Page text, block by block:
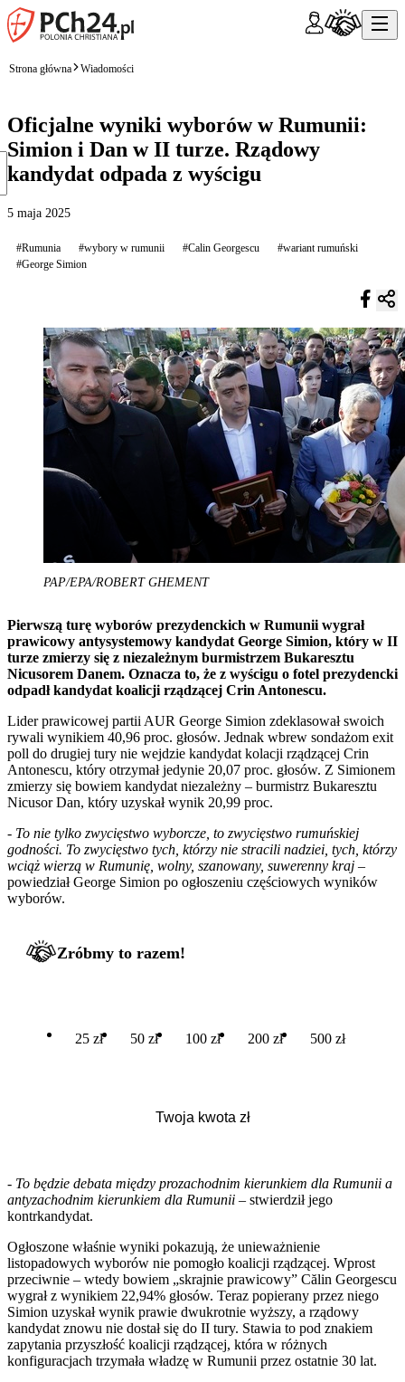
Strona główna Wiadomości
Oficjalne wyniki wyborów w Rumunii:
Simion i Dan w II turze. Rządowy
kandydat odpada z wyścigu
5 maja 2025
#Rumunia #wybory w rumunii #Calin Georgescu
#wariant rumuński
#George Simion
PAP/EPA/ROBERT GHEMENT
Pierwszą turę wyborów prezydenckich w Rumunii wygrał
prawicowy antysystemowy kandydat George Simion, który w II
turze zmierzy się z niezależnym burmistrzem Bukaresztu
Nicusorem Danem. Oznacza to, że z wyścigu o fotel prezydencki
odpadł kandydat koalicji rządzącej Crin Antonescu.
Lider prawicowej partii AUR George Simion zdeklasował swoich
rywali wynikiem 40,96 proc. głosów. Jednak wbrew sondażom exit
poll do drugiej tury nie wejdzie kandydat kolacji rządzącej Crin
Antonescu, który otrzymał jedynie 20,07 proc. głosów. Z Simionem
zmierzy się bowiem kandydat niezależny – burmistrz Bukaresztu
Nicusor Dan, który uzyskał wynik 20,99 proc.
- To nie tylko zwycięstwo wyborcze, to zwycięstwo rumuńskiej
godności. To zwycięstwo tych, którzy nie stracili nadziei, tych, którzy
wciąż wierzą w Rumunię, wolny, szanowany, suwerenny kraj –
powiedział George Simion po ogłoszeniu częściowych wyników
wyborów.
Zróbmy to razem!
25 zł 50 zł 100 zł 200 zł 500 zł
- To będzie debata między prozachodnim kierunkiem dla Rumunii a
antyzachodnim kierunkiem dla Rumunii – stwierdził jego
kontrkandydat.
Ogłoszone właśnie wyniki pokazują, że unieważnienie
listopadowych wyborów nie pomogło koalicji rządzącej. Wprost
przeciwnie – wtedy bowiem „skrajnie prawicowy” Călin Georgescu
wygrał z wynikiem 22,94% głosów. Teraz popierany przez niego
Simion uzyskał wynik prawie dwukrotnie wyższy, a rządowy
kandydat znowu nie dostał się do II tury. Stawia to pod znakiem
zapytania przyszłość koalicji rządzącej, która w różnych
konfiguracjach trzymała władzę w Rumunii przez ostatnie 30 lat.